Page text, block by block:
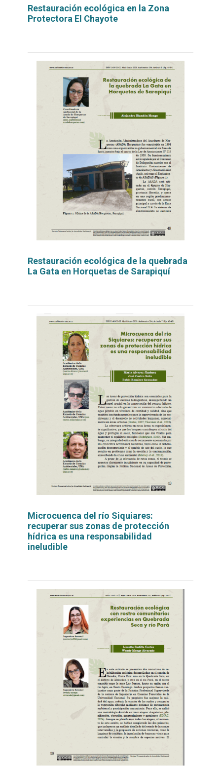
Restauración ecológica en la Zona
Protectora El Chayote
Restauración ecológica de la quebrada
La Gata en Horquetas de Sarapiquí
Microcuenca del río Siquiares:
recuperar sus zonas de protección
hídrica es una responsabilidad
ineludible